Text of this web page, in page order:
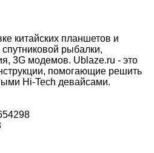
китайских планшетов и
рыбалки,
3G модемов. Ublaze.ru - это
помогающие решить
Hi-Tech девайсами.